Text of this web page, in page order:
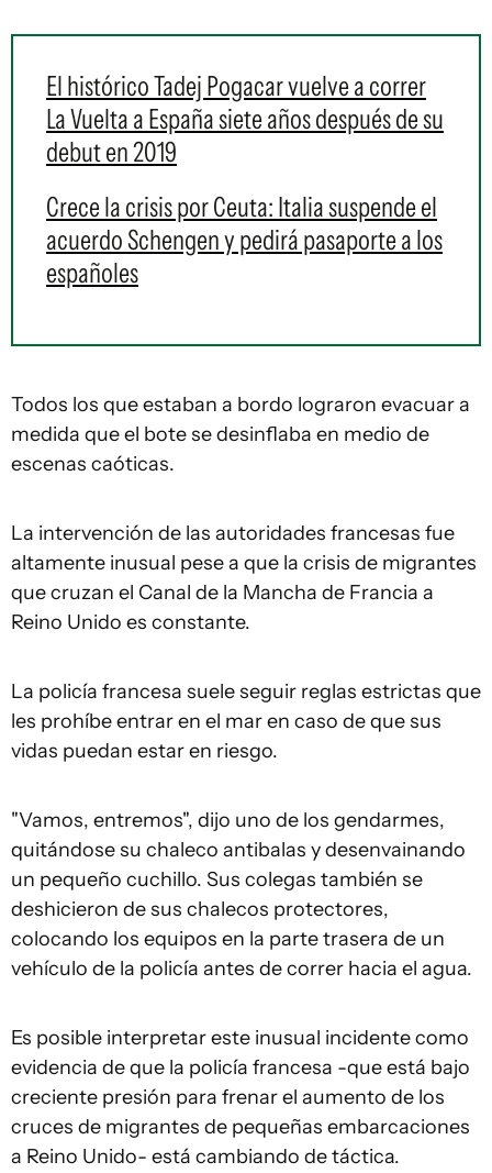
El histórico Tadej Pogacar vuelve a correr
La Vuelta a España siete años después de su
debut en 2019
Crece la crisis por Ceuta: Italia suspende el
acuerdo Schengen y pedirá pasaporte a los
españoles
Todos los que estaban a bordo lograron evacuar a
medida que el bote se desinflaba en medio de
escenas caóticas.
La intervención de las autoridades francesas fue
altamente inusual pese a que la crisis de migrantes
que cruzan el Canal de la Mancha de Francia a
Reino Unido es constante.
La policía francesa suele seguir reglas estrictas que
les prohíbe entrar en el mar en caso de que sus
vidas puedan estar en riesgo.
"Vamos, entremos", dijo uno de los gendarmes,
quitándose su chaleco antibalas y desenvainando
un pequeño cuchillo. Sus colegas también se
deshicieron de sus chalecos protectores,
colocando los equipos en la parte trasera de un
vehículo de la policía antes de correr hacia el agua.
Es posible interpretar este inusual incidente como
evidencia de que la policía francesa -que está bajo
creciente presión para frenar el aumento de los
cruces de migrantes de pequeñas embarcaciones
a Reino Unido- está cambiando de táctica.